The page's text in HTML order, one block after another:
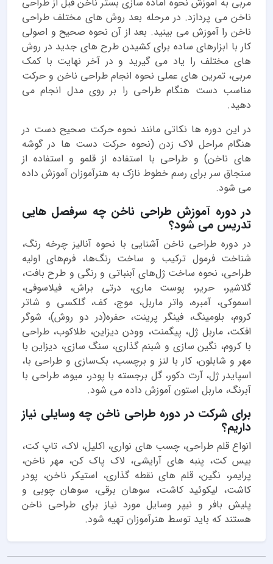
ناخن می پردازد. در مرحله بعد روش های مختلف طراحی
ناخن را آموزش می بینید. بعد از آن نحوه صحیح و اصولی
کار با ابزارهای ساده برای کشیدن طرح های جدید در روش
های مختلف را یاد می گیرید و در آخر نهایت با کمک
مربی، تمرین های عملی نحوه انجام طراحی ناخن و حرکت
مناسب دست هنگام طراحی را بر روی مدل انجام می
دهید.
در این دوره ها نکاتی مانند نحوه حرکت صحیح دست در
هنگام مراحل لاک زدن (نحوه حرکت دست ها در گوشه
های ناخن) و طراحی با استفاده از قلمو و استفاده از
سنجاق سر برای رسم خطوط نازک به هنرآموزان آموزش داده
می شود.
در دوره آموزش طراحی ناخن چه سرفصل هایی
تدریس می شود؟
در دوره طراحی ناخن آشنایی با نحوه آنالیز چرخه رنگ،
شناخت فرمول ترکیب و ساخت رنگ‌ها، فرم‌های اولیه
طراحی، نحوه ساخت ژل‌های آبنباتی و رنگی و طرح بافت،
گلاشیر، حریر، پوست ماری، درتی براش، فیلاسوفی،
اسموكی، آمبره، واتر ماربل، موج، کف، گلكسی و شاتر
کروم، بلومینگ، فینگر پرینت، حفره(در دو روش)، شوگر
افكت، ماربل ژل، پیگمنت، وودن دیزاین، طلاكوب، طراحی
با كروم، نگین سازی و شبنم گذاری، سنگ سازی، دیزاین با
مهر و شابلون، کار با لنز و برچسب، بک‌سازی و طراحی با،
اسپایدر ژل، آرت دكور، گل برجسته با پودر، میوه، طراحی با
آبرنگ، ماربل استون آموزش داده می شود.
برای شرکت در دوره طراحی ناخن چه وسایلی نیاز
داریم؟
انواع قلم طراحی، چسب های نواری، اکلیل، لاک، تاپ کت،
بیس کت، پنبه های آرایشی، لاک پاک کن، مهر ناخن،
پرایمر، نگین، قلم های نقطه گذاری، استیکر ناخن، پودر
کاشت، لیکوئید کاشت، سوهان برقی، سوهان چوبی و
پلیش بافر و نیپر وسایل مورد نیاز برای طراحی ناخن
هستند که باید توسط هنرآموزان تهیه شود.